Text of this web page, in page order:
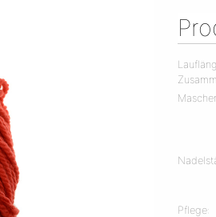
Pflege: